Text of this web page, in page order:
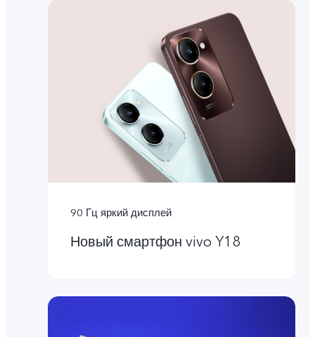
90 Гц яркий дисплей
Новый смартфон vivo Y18